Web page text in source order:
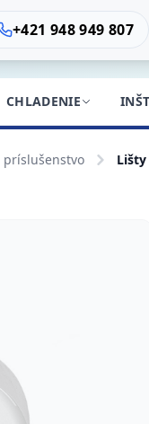
+421 948 949 807
CHLADENIE
príslušenstvo